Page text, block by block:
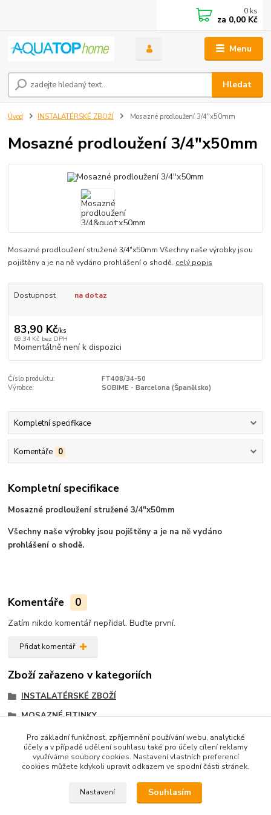
Menu
Hledat
0 ks
za 0,00 Kč
Úvod INSTALATÉRSKÉ ZBOŽÍ Mosazné prodloužení 3/4"x50mm
Mosazné prodloužení 3/4"x50mm
Mosazné prodloužení stružené 3/4"x50mm Všechny naše výrobky jsou
pojištěny a je na ně vydáno prohlášení o shodě. celý popis
Dostupnost na dotaz
83,90 Kč/ks
69,34 Kč bez DPH
Momentálně není k dispozici
Číslo produktu:
FT408/34-50
Výrobce:
SOBIME - Barcelona (Španělsko)
Kompletní specifikace
Komentáře 0
Kompletní specifikace
Mosazné prodloužení stružené 3/4"x50mm
Všechny naše výrobky jsou pojištěny a je na ně vydáno
prohlášení o shodě.
Komentáře 0
Zatím nikdo komentář nepřidal. Buďte první.
Přidat komentář
Zboží zařazeno v kategoriích
INSTALATÉRSKÉ ZBOŽÍ
MOSAZNÉ FITINKY
Prodloužení mosazné, stružené
Prodloužení stružené 3/4"
Pro základní funkčnost, zpříjemnění používání webu, analytické
účely a v případě udělení souhlasu také pro účely cílení reklamy
využíváme soubory cookies. Nastavení vlastních preferencí
cookies můžete kdykoli upravit odkazem ve spodní části stránek.
Nastavení Souhlasím